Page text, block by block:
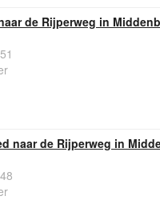
de Rijperweg in
naar de Rijperweg in